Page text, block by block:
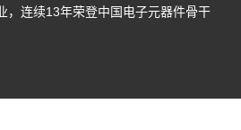
，连续13年荣登中国电子元器件骨干